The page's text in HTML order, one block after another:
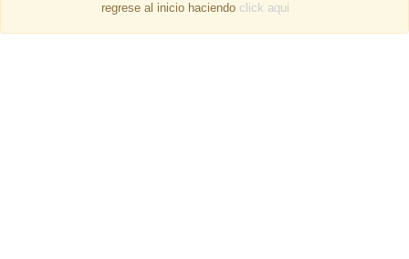
regrese al inicio haciendo click aqui